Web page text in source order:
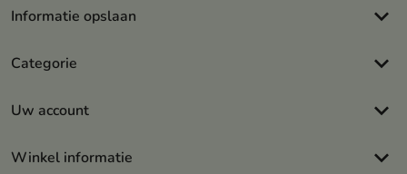
Informatie opslaan keyboard_arrow_down
Categorie keyboard_arrow_down
Uw account keyboard_arrow_down
Winkel informatie keyboard_arrow_down